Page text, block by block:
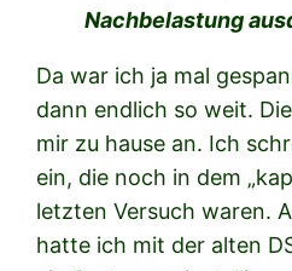
Nachbelastung
Da war ich ja mal
dann endlich so weit.
mir zu hause an. Ich
ein, die noch in dem
letzten Versuch waren.
hatte ich mit der alten